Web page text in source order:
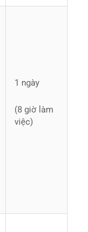
1 ngày
(8 giờ làm
việc)